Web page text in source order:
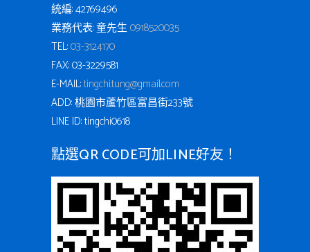
統編: 42769496
業務代表: 童先生0918520035
TEL:03-3124170
FAX: 03-3229581
E-MAIL:tingchi.tung@gmail.com
ADD: 桃園市蘆竹區富昌街233號
LINE ID: tingchi0618
點選QR CODE可加LINE好友！